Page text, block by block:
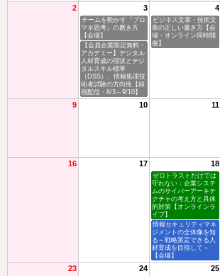
2 3 4
9 10 11
16 17 18
23 24 25
チームを動かす『プロ
マネ思考』の磨き方
【会場】
ビジネス文章・技術文
章の正しい書き方【会
場・オンライン同時開
催】
【会員企業限定無料・
アカデミー】デジタル
人材育成の現状とデジ
タルスキル標準
（DSS）、情報処理技
術者試験の方向性【録
画配信・8/3～9/10】
ゼロトラストだけでは
守れない：企業システ
ムのサイバーアーキテ
クチャの考え方と具体
的対策【オンラインラ
イブ】
情報セキュリティマネ
ジメントの全体像を知
る～戦略策定できる人
材育成を目指して～
【会場】